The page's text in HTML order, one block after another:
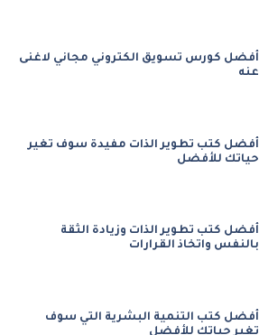
أفضل كورس تسويق الكتروني مجاني لاغنى
عنه
أفضل كتب تطوير الذات مفيدة سوف تغير
حياتك للأفضل
أفضل كتب تطوير الذات وزيادة الثقة
بالنفس واتخاذ القرارات
أفضل كتب التنمية البشرية التي سوف
تغير حياتك للأفضل